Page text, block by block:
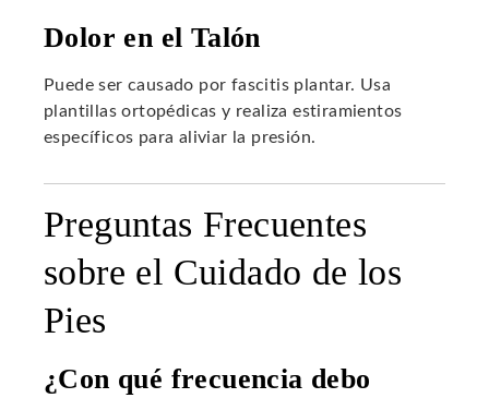
Dolor en el Talón
Puede ser causado por fascitis plantar. Usa
plantillas ortopédicas y realiza estiramientos
específicos para aliviar la presión.
Preguntas Frecuentes
sobre el Cuidado de los
Pies
¿Con qué frecuencia debo